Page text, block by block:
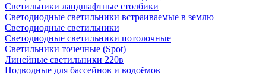
Светильники ландшафтные столбики
Светодиодные светильники встраиваемые в землю
Светодиодные светильники
Светодиодные светильники потолочные
Светильники точечные (Spot)
Линейные светильники 220в
Подводные для бассейнов и водоёмов